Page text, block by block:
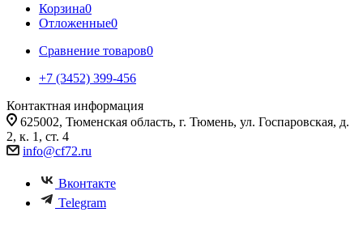
Корзина0
Отложенные0
Сравнение товаров0
+7 (3452) 399-456
Контактная информация
625002, Тюменская область, г. Тюмень, ул. Госпаровская, д.
2, к. 1, ст. 4
info@cf72.ru
Вконтакте
Telegram